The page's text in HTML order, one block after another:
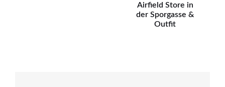
Airfield Store in
der Sporgasse &
Outfit